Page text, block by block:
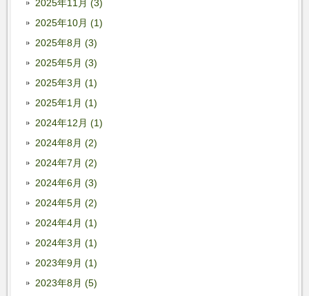
2025年11月 (3)
2025年10月 (1)
2025年8月 (3)
2025年5月 (3)
2025年3月 (1)
2025年1月 (1)
2024年12月 (1)
2024年8月 (2)
2024年7月 (2)
2024年6月 (3)
2024年5月 (2)
2024年4月 (1)
2024年3月 (1)
2023年9月 (1)
2023年8月 (5)